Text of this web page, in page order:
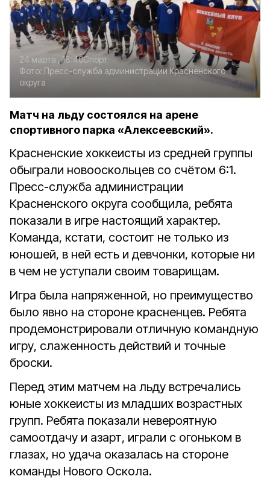
24 марта , 18:40Спорт
Фото: Пресс-служба администрации Красненского
округа
Матч на льду состоялся на арене
спортивного парка «Алексеевский».
Красненские хоккеисты из средней группы
обыграли новооскольцев со счётом 6:1.
Пресс-служба администрации
Красненского округа сообщила, ребята
показали в игре настоящий характер.
Команда, кстати, состоит не только из
юношей, в ней есть и девчонки, которые ни
в чем не уступали своим товарищам.
Игра была напряженной, но преимущество
было явно на стороне красненцев. Ребята
продемонстрировали отличную командную
игру, слаженность действий и точные
броски.
Перед этим матчем на льду встречались
юные хоккеисты из младших возрастных
групп. Ребята показали невероятную
самоотдачу и азарт, играли с огоньком в
глазах, но удача оказалась на стороне
команды Нового Оскола.